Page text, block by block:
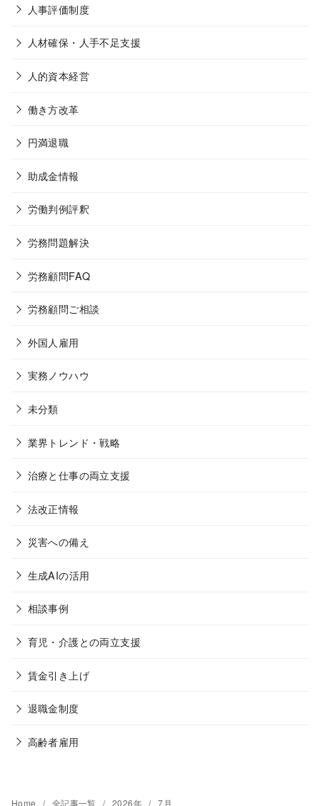
人事評価制度
人材確保・人手不足支援
人的資本経営
働き方改革
円満退職
助成金情報
労働判例評釈
労務問題解決
労務顧問FAQ
労務顧問ご相談
外国人雇用
実務ノウハウ
未分類
業界トレンド・戦略
治療と仕事の両立支援
法改正情報
災害への備え
生成AIの活用
相談事例
育児・介護との両立支援
賃金引き上げ
退職金制度
高齢者雇用
Home 全記事一覧 2026年 7月